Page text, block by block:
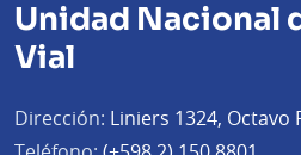
Unidad Nacional
Vial
Dirección: Liniers 1324, Octavo